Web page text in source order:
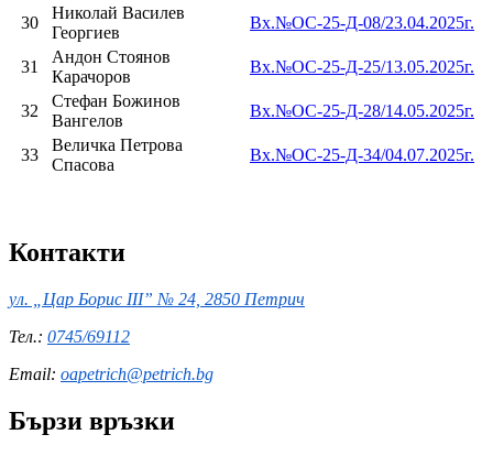
30
Николай Василев
Георгиев
Вх.№ОС-25-Д-08/23.04.2025г.
31
Андон Стоянов
Карачоров
Вх.№ОС-25-Д-25/13.05.2025г.
32
Стефан Божинов
Вангелов
Вх.№ОС-25-Д-28/14.05.2025г.
33
Величка Петрова
Спасова
Вх.№ОС-25-Д-34/04.07.2025г.
Контакти
ул. „Цар Борис III” № 24, 2850 Петрич
Тел.: 0745/69112
Email: oapetrich@petrich.bg
Бързи връзки